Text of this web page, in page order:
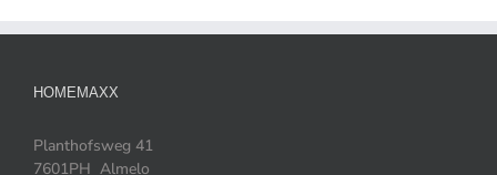
HOMEMAXX
Planthofsweg 41
7601PH Almelo